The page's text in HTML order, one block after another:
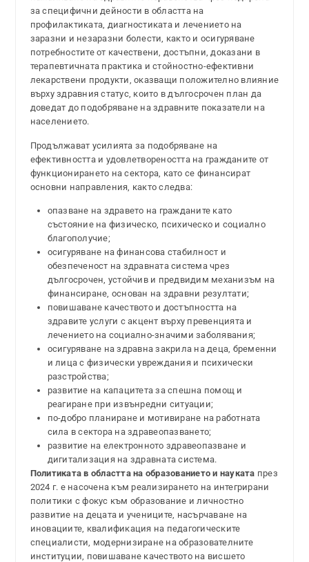
за специфични дейности в областта на
профилактиката, диагностиката и лечението на
заразни и незаразни болести, както и осигуряване
потребностите от качествени, достъпни, доказани в
терапевтичната практика и стойностно-ефективни
лекарствени продукти, оказващи положително влияние
върху здравния статус, които в дългосрочен план да
доведат до подобряване на здравните показатели на
населението.
Продължават усилията за подобряване на
ефективността и удовлетвореността на гражданите от
функционирането на сектора, като се финансират
основни направления, както следва:
опазване на здравето на гражданите като
състояние на физическо, психическо и социално
благополучие;
осигуряване на финансова стабилност и
обезпеченост на здравната система чрез
дългосрочен, устойчив и предвидим механизъм на
финансиране, основан на здравни резултати;
повишаване качеството и достъпността на
здравите услуги с акцент върху превенцията и
лечението на социално-значими заболявания;
осигуряване на здравна закрила на деца, бременни
и лица с физически увреждания и психически
разстройства;
развитие на капацитета за спешна помощ и
реагиране при извънредни ситуации;
по-добро планиране и мотивиране на работната
сила в сектора на здравеопазването;
развитие на електронното здравеопазване и
дигитализация на здравната система.
Политиката в областта на образованието и науката през
2024 г. е насочена към реализирането на интегрирани
политики с фокус към образование и личностно
развитие на децата и учениците, насърчаване на
иновациите, квалификация на педагогическите
специалисти, модернизиране на образователните
институции, повишаване качеството на висшето